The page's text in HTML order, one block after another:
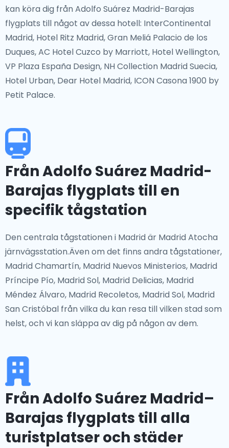
kan köra dig från Adolfo Suárez Madrid-Barajas
flygplats till något av dessa hotell: InterContinental
Madrid, Hotel Ritz Madrid, Gran Meliá Palacio de los
Duques, AC Hotel Cuzco by Marriott, Hotel Wellington,
VP Plaza España Design, NH Collection Madrid Suecia,
Hotel Urban, Dear Hotel Madrid, ICON Casona 1900 by
Petit Palace.
Från Adolfo Suárez Madrid-
Barajas flygplats till en
specifik tågstation
Den centrala tågstationen i Madrid är Madrid Atocha
järnvägsstation.Även om det finns andra tågstationer,
Madrid Chamartín, Madrid Nuevos Ministerios, Madrid
Príncipe Pío, Madrid Sol, Madrid Delicias, Madrid
Méndez Álvaro, Madrid Recoletos, Madrid Sol, Madrid
San Cristóbal från vilka du kan resa till vilken stad som
helst, och vi kan släppa av dig på någon av dem.
Från Adolfo Suárez Madrid–
Barajas flygplats till alla
turistplatser och städer